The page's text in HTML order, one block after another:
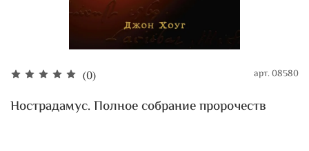
(0) арт.08580
Нострадамус. Полное собрание пророчеств